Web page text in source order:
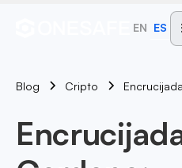
EN ES
Blog Cripto